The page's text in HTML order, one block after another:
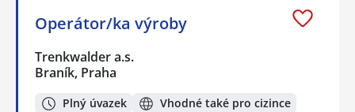
Operátor/ka výroby
Trenkwalder a.s.
Braník, Praha
Plný úvazek Vhodné také pro cizince